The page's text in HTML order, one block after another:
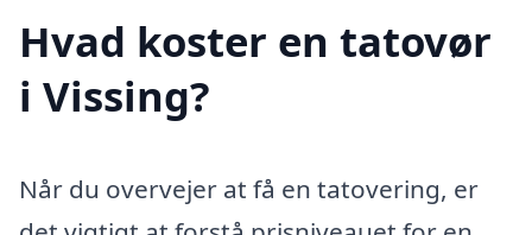
Hvad koster en tatovør
i Vissing?
Når du overvejer at få en tatovering, er